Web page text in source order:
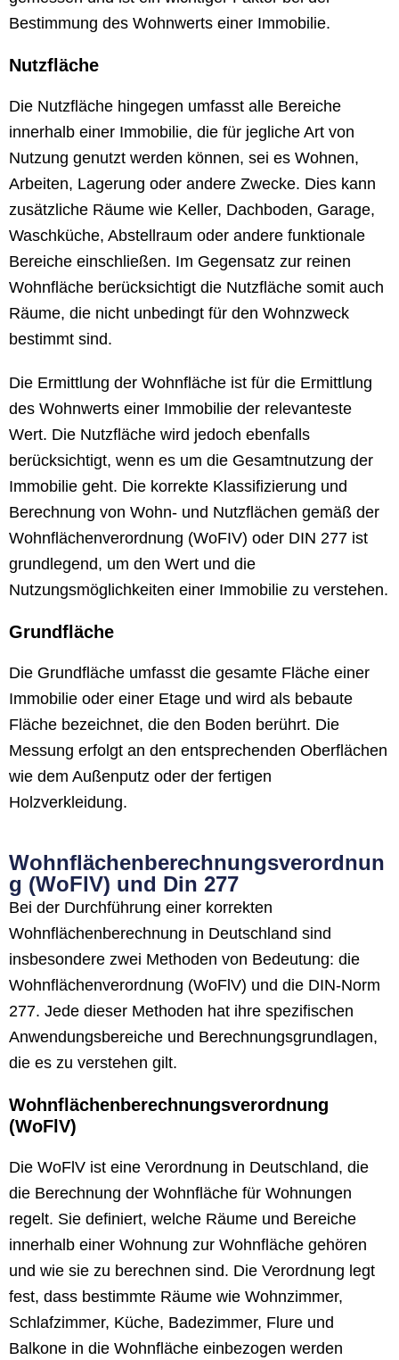
Bestimmung des Wohnwerts einer Immobilie.
Nutzfläche
Die Nutzfläche hingegen umfasst alle Bereiche
innerhalb einer Immobilie, die für jegliche Art von
Nutzung genutzt werden können, sei es Wohnen,
Arbeiten, Lagerung oder andere Zwecke. Dies kann
zusätzliche Räume wie Keller, Dachboden, Garage,
Waschküche, Abstellraum oder andere funktionale
Bereiche einschließen. Im Gegensatz zur reinen
Wohnfläche berücksichtigt die Nutzfläche somit auch
Räume, die nicht unbedingt für den Wohnzweck
bestimmt sind.
Die Ermittlung der Wohnfläche ist für die Ermittlung
des Wohnwerts einer Immobilie der relevanteste
Wert. Die Nutzfläche wird jedoch ebenfalls
berücksichtigt, wenn es um die Gesamtnutzung der
Immobilie geht. Die korrekte Klassifizierung und
Berechnung von Wohn- und Nutzflächen gemäß der
Wohnflächenverordnung (WoFIV) oder DIN 277 ist
grundlegend, um den Wert und die
Nutzungsmöglichkeiten einer Immobilie zu verstehen.
Grundfläche
Die Grundfläche umfasst die gesamte Fläche einer
Immobilie oder einer Etage und wird als bebaute
Fläche bezeichnet, die den Boden berührt. Die
Messung erfolgt an den entsprechenden Oberflächen
wie dem Außenputz oder der fertigen
Holzverkleidung.
Wohnflächenberechnungsverordnun
g (WoFlV) und Din 277
Bei der Durchführung einer korrekten
Wohnflächenberechnung in Deutschland sind
insbesondere zwei Methoden von Bedeutung: die
Wohnflächenverordnung (WoFlV) und die DIN-Norm
277. Jede dieser Methoden hat ihre spezifischen
Anwendungsbereiche und Berechnungsgrundlagen,
die es zu verstehen gilt.
Wohnflächenberechnungsverordnung
(WoFlV)
Die WoFlV ist eine Verordnung in Deutschland, die
die Berechnung der Wohnfläche für Wohnungen
regelt. Sie definiert, welche Räume und Bereiche
innerhalb einer Wohnung zur Wohnfläche gehören
und wie sie zu berechnen sind. Die Verordnung legt
fest, dass bestimmte Räume wie Wohnzimmer,
Schlafzimmer, Küche, Badezimmer, Flure und
Balkone in die Wohnfläche einbezogen werden